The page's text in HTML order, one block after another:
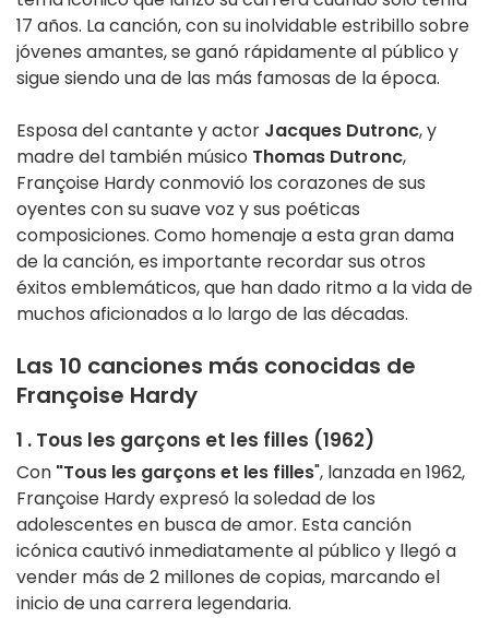
17 años. La canción, con su inolvidable estribillo sobre
jóvenes amantes, se ganó rápidamente al público y
sigue siendo una de las más famosas de la época.
Esposa del cantante y actor Jacques Dutronc, y
madre del también músico Thomas Dutronc,
Françoise Hardy conmovió los corazones de sus
oyentes con su suave voz y sus poéticas
composiciones. Como homenaje a esta gran dama
de la canción, es importante recordar sus otros
éxitos emblemáticos, que han dado ritmo a la vida de
muchos aficionados a lo largo de las décadas.
Las 10 canciones más conocidas de
Françoise Hardy
1 . Tous les garçons et les filles (1962)
Con "Tous les garçons et les filles", lanzada en 1962,
Françoise Hardy expresó la soledad de los
adolescentes en busca de amor. Esta canción
icónica cautivó inmediatamente al público y llegó a
vender más de 2 millones de copias, marcando el
inicio de una carrera legendaria.